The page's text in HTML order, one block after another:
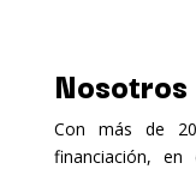
Nosotros
Con más de
financiación,